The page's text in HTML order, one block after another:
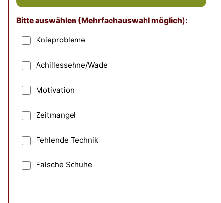
Dieses Feld bitte leer lassen
Bitte auswählen (Mehrfachauswahl möglich):
Knieprobleme
Achillessehne/Wade
Motivation
Zeitmangel
Fehlende Technik
Falsche Schuhe